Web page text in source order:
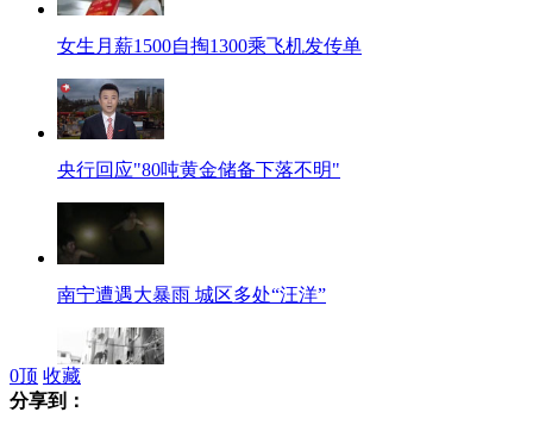
女生月薪1500自掏1300乘飞机发传单
央行回应"80吨黄金储备下落不明"
南宁遭遇大暴雨 城区多处“汪洋”
0顶 收藏
分享到：